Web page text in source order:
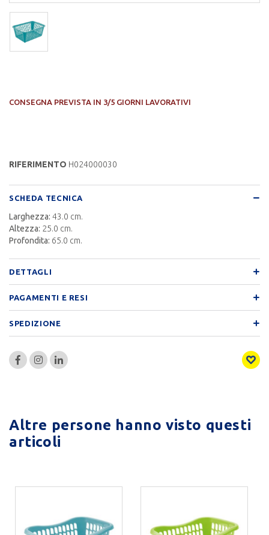
CONSEGNA PREVISTA IN 3/5 GIORNI LAVORATIVI
RIFERIMENTO H024000030
SCHEDA TECNICA
Larghezza: 43.0 cm.
Altezza: 25.0 cm.
Profondita: 65.0 cm.
DETTAGLI
PAGAMENTI E RESI
SPEDIZIONE
Altre persone hanno visto questi
articoli